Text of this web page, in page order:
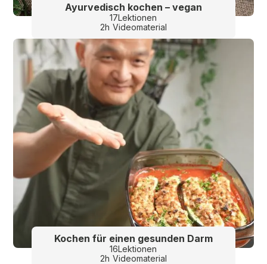
Ayurvedisch kochen – vegan
17Lektionen
2h Videomaterial
Kochen für einen gesunden Darm
16Lektionen
2h Videomaterial